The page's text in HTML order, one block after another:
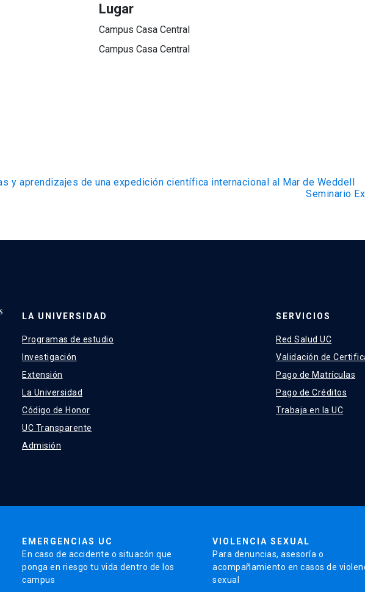
Lugar
Campus Casa Central
Campus Casa Central
y aprendizajes de una expedición científica internacional al Mar de Weddell
Seminario
LA UNIVERSIDAD
Programas de estudio
Investigación
Extensión
La Universidad
Código de Honor
UC Transparente
Admisión
SERVICIOS
Red Salud UC
Validación de
Pago de Matrículas
Pago de Créditos
Trabaja en la UC
EMERGENCIAS UC
En caso de accidente o situacón que
ponga en riesgo tu vida dentro de los
campus
VIOLENCIA SEXUAL
Para denuncias, asesoría o
acompañamiento en casos de
sexual